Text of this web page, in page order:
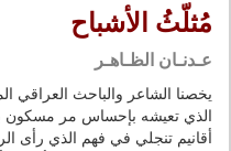
مُثلّثُ الأشباح
عـدنـان الظـاهـر
يخصنا الشاعر والباحث العراقي
الذي تعيشه بإحساس مر مسكون
أقانيم تنجلي في فهم الذي رأى